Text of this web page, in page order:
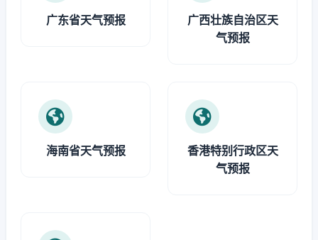
广东省天气预报
广西壮族自治区天
气预报
海南省天气预报
香港特别行政区天
气预报